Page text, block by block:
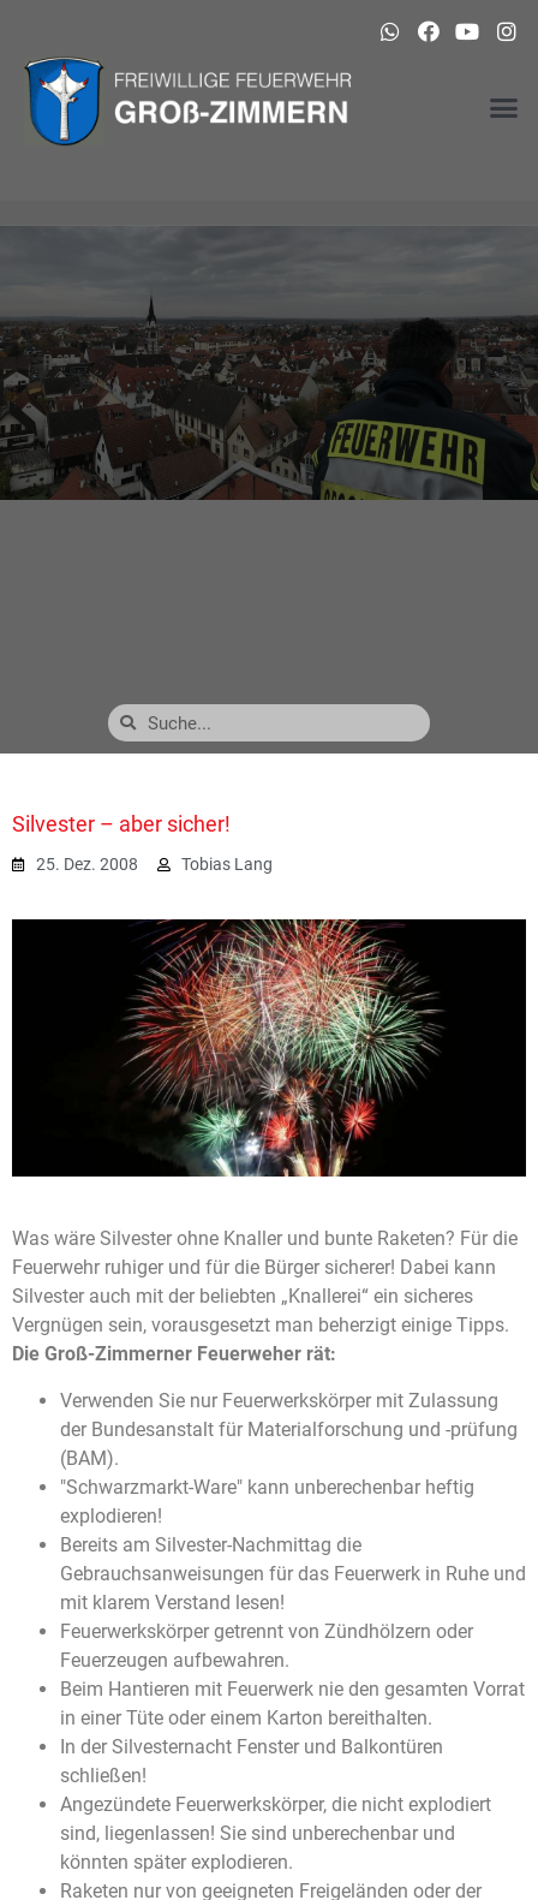
Silvester – aber sicher!
25. Dez. 2008 Tobias Lang
Was wäre Silvester ohne Knaller und bunte Raketen? Für die
Feuerwehr ruhiger und für die Bürger sicherer! Dabei kann
Silvester auch mit der beliebten „Knallerei“ ein sicheres
Vergnügen sein, vorausgesetzt man beherzigt einige Tipps.
Die Groß-Zimmerner Feuerweher rät:
Verwenden Sie nur Feuerwerkskörper mit Zulassung
der Bundesanstalt für Materialforschung und -prüfung
(BAM).
"Schwarzmarkt-Ware" kann unberechenbar heftig
explodieren!
Bereits am Silvester-Nachmittag die
Gebrauchsanweisungen für das Feuerwerk in Ruhe und
mit klarem Verstand lesen!
Feuerwerkskörper getrennt von Zündhölzern oder
Feuerzeugen aufbewahren.
Beim Hantieren mit Feuerwerk nie den gesamten Vorrat
in einer Tüte oder einem Karton bereithalten.
In der Silvesternacht Fenster und Balkontüren
schließen!
Angezündete Feuerwerkskörper, die nicht explodiert
sind, liegenlassen! Sie sind unberechenbar und
könnten später explodieren.
Raketen nur von geeigneten Freigeländen oder der